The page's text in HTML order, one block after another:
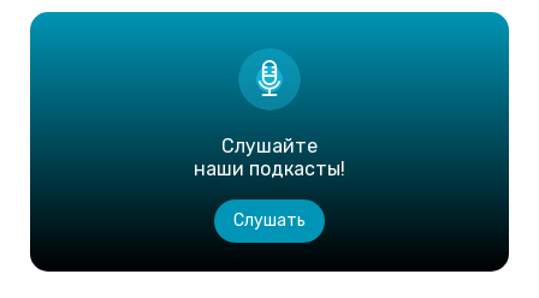
Слушайте
наши подкасты!
Слушать